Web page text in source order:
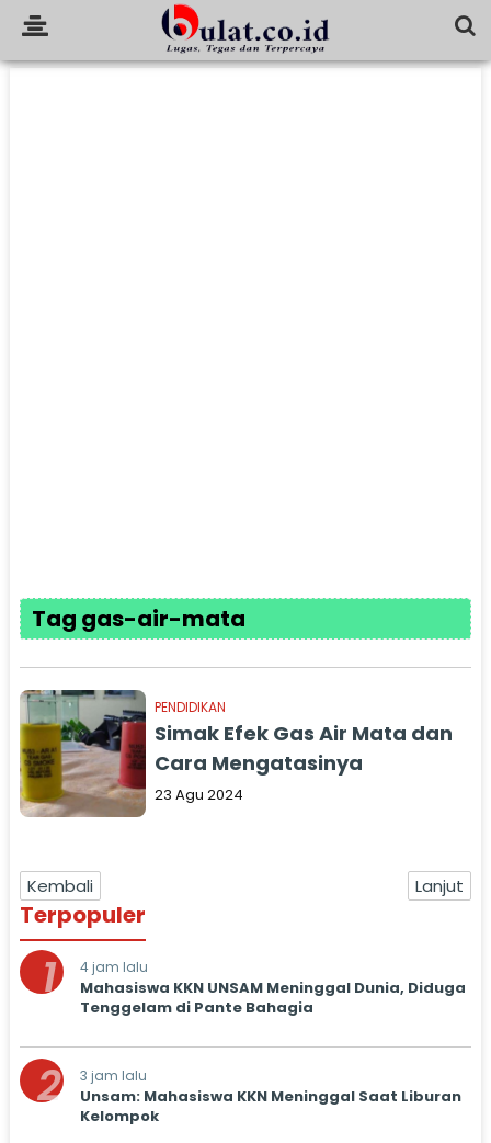
Tag gas-air-mata
PENDIDIKAN
Simak Efek Gas Air Mata dan
Cara Mengatasinya
23 Agu 2024
Kembali Lanjut
Terpopuler
1 4 jam lalu
Mahasiswa KKN UNSAM Meninggal Dunia, Diduga
Tenggelam di Pante Bahagia
2 3 jam lalu
Unsam: Mahasiswa KKN Meninggal Saat Liburan
Kelompok